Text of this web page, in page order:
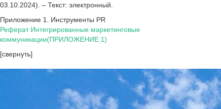
03.10.2024). – Текст: электронный.
Приложение 1. Инструменты PR
Реферат Интегрированные маркетинговые
коммуникации(ПРИЛОЖЕНИЕ 1)
[свернуть]